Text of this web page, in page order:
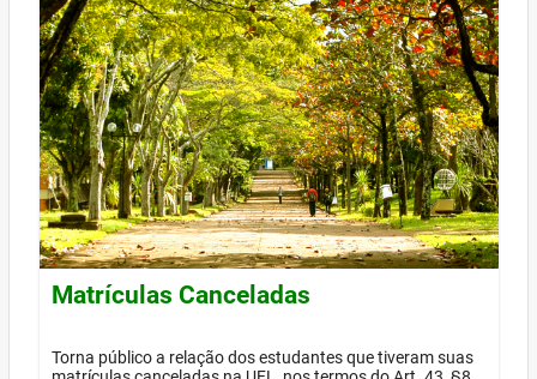
Matrículas Canceladas
Torna público a relação dos estudantes que tiveram suas